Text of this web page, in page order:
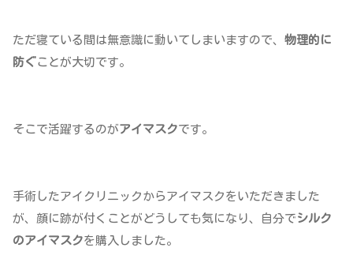
ただ寝ている間は無意識に動いてしまいますので、 物理的に
防ぐことが大切です。
そこで活躍するのがアイマスクです。
手術したアイクリニックからアイマスクをいただきました
が、顔に跡が付くことがどうしても気になり、自分で シルク
のアイマスクを購入しました。